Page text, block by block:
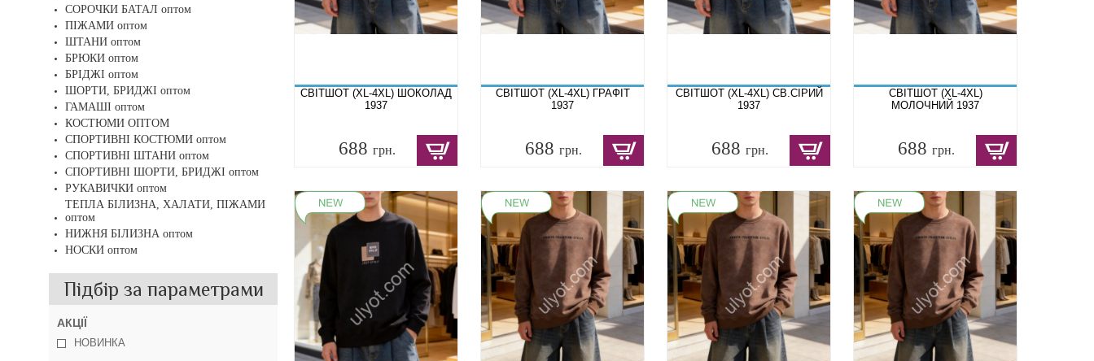
СОРОЧКИ БАТАЛ оптом
ПІЖАМИ оптом
ШТАНИ оптом
БРЮКИ оптом
БРІДЖІ оптом
ШОРТИ, БРИДЖІ оптом
ГАМАШІ оптом
КОСТЮМИ ОПТОМ
СПОРТИВНІ КОСТЮМИ оптом
СПОРТИВНІ ШТАНИ оптом
СПОРТИВНІ ШОРТИ, БРИДЖІ оптом
РУКАВИЧКИ оптом
ТЕПЛА БІЛИЗНА, ХАЛАТИ, ПІЖАМИ
оптом
НИЖНЯ БІЛИЗНА оптом
НОСКИ оптом
Підбір за параметрами
АКЦІЇ
НОВИНКА
СВІТШОТ (XL-4XL) ШОКОЛАД
1937
688 грн.
СВІТШОТ (XL-4XL) ГРАФІТ
1937
688 грн.
СВІТШОТ (XL-4XL) СВ.СІРИЙ
1937
688 грн.
СВІТШОТ (XL-4XL)
МОЛОЧНИЙ 1937
688 грн.